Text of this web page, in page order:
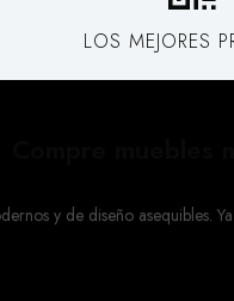
LOS MEJORES
y de diseño asequibles.